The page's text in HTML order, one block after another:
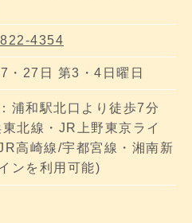
4354
・27日 第3・4日曜日
浦和駅北口より徒歩7分
北線・JR上野東京ライ
高崎線/宇都宮線・湘南新
ンを利用可能)